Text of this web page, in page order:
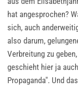
hat angesprochen?
sich, auch
also darum,
Verbreitung zu
geschieht hier ja
Propaganda". Und